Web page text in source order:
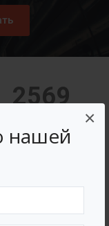
нашей
×
2569